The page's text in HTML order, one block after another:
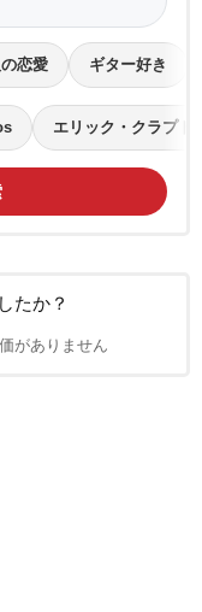
恋愛 ギター好き
エリック・クラプト
たか？
がありません